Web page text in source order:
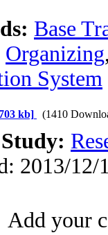
Base
Organizing
System
kb] (1410
2013/12/
Add your